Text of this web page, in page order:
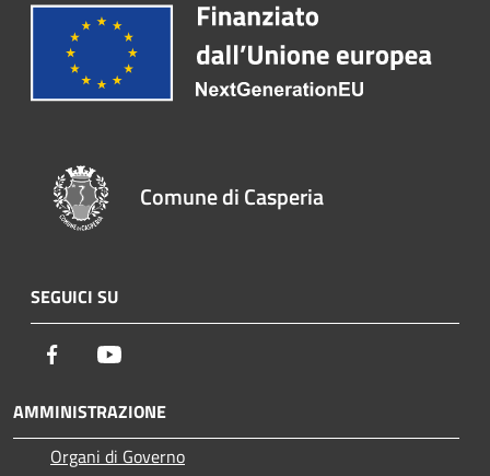
Comune di Casperia
SEGUICI SU
Facebook
AMMINISTRAZIONE
Organi di Governo